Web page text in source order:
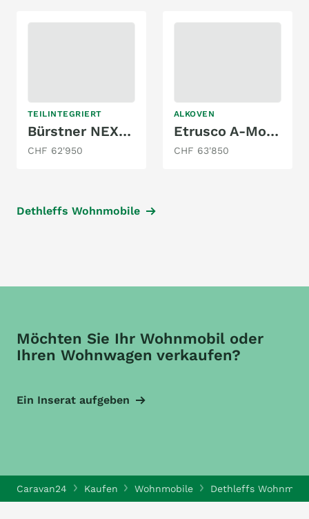
TEILINTEGRIERT
Bürstner NEXXO T620 G
CHF 62'950
ALKOVEN
Etrusco A-Modell Base 6.9 DB
CHF 63'850
Dethleffs Wohnmobile
Möchten Sie Ihr Wohnmobil oder
Ihren Wohnwagen verkaufen?
Ein Inserat aufgeben
Caravan24 Kaufen Wohnmobile Dethleffs